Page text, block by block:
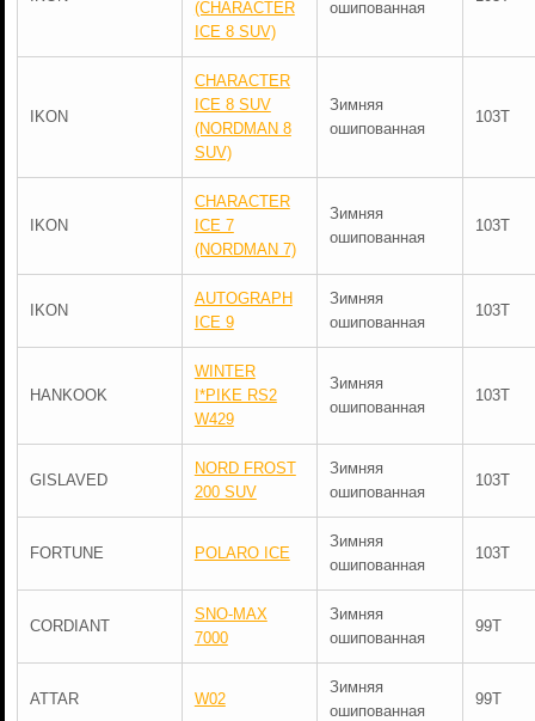
(CHARACTER
ICE 8 SUV)
ошипованная
IKON
CHARACTER
ICE 8 SUV
(NORDMAN 8
SUV)
Зимняя
ошипованная
103T
IKON
CHARACTER
ICE 7
(NORDMAN 7)
Зимняя
ошипованная
103T
IKON
AUTOGRAPH
ICE 9
Зимняя
ошипованная
103T
HANKOOK
WINTER
I*PIKE RS2
W429
Зимняя
ошипованная
103T
GISLAVED
NORD FROST
200 SUV
Зимняя
ошипованная
103T
FORTUNE POLARO ICE
Зимняя
ошипованная
103T
CORDIANT
SNO-MAX
7000
Зимняя
ошипованная
99T
ATTAR W02
Зимняя
ошипованная
99T